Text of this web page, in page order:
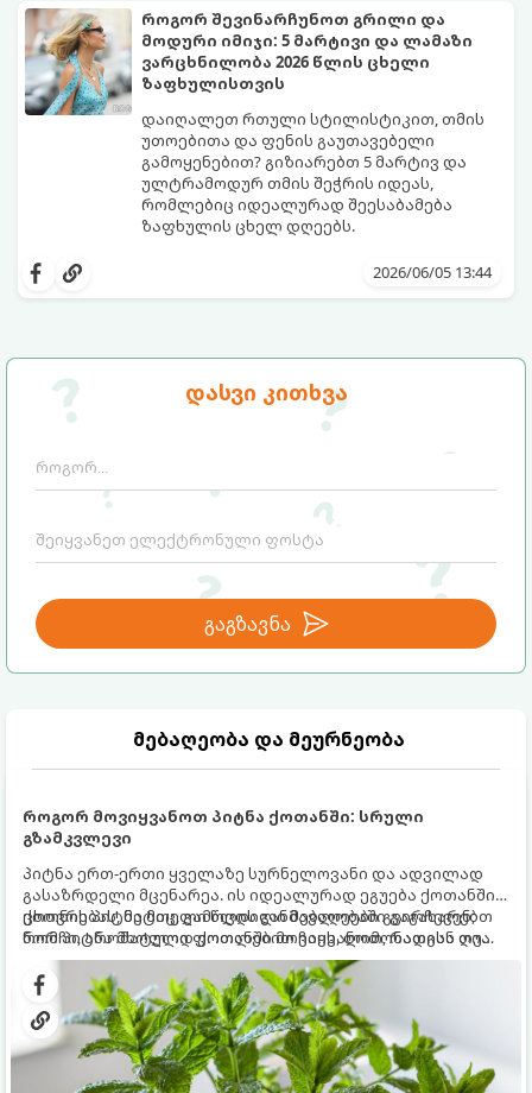
დასვი კითხვა
გაგზავნა
მებაღეობა და მეურნეობა
როგორ მოვიყვანოთ პიტნა ქოთანში: სრული
გზამკვლევი
პიტნა ერთ-ერთი ყველაზე სურნელოვანი და ადვილად
გასაზრდელი მცენარეა. ის იდეალურად ეგუება ქოთანში
ცხოვრებას, მეტიც, გამოცდილი მებაღეები გვირჩევენ,
რომ პიტნა მხოლოდ ქოთანში მოვიყვანოთ, რადგან ღია
გრუნტში (ბაღში) დარგვისას ის ფესვებით ძალიან
სწრაფად ვრცელდება და სხვა მცენარეებს ავიწროებს.
ქოთნის პიტნა მთელი წლის განმავლობაში გაგახარებთ
ნორჩი, არომატული ფოთლებით ჩაის, ლიმონათისა თუ
კერძებისთვის.
კომფორტულად იგრძნოთ. გაიგეთ,
რომელი საცურაო კოსტიუმები იქნება 2026
წლის ზაფხულის მთავარი ჰიტი:
როგორ შევინარჩუნოთ გრილი და
მოდური იმიჯი: 5 მარტივი და ლამაზი
ვარცხნილობა 2026 წლის ცხელი
ზაფხულისთვის
დაიღალეთ რთული სტილისტიკით, თმის
უთოებითა და ფენის გაუთავებელი
გამოყენებით? გიზიარებთ 5 მარტივ და
ულტრამოდურ თმის შეჭრის იდეას,
რომლებიც იდეალურად შეესაბამება
ზაფხულის ცხელ დღეებს.
სცდება, ხოლო ჰაერის ტენიანობა პიკს
თმის დახვევაზე, ფენთან ბრძოლაში
მიწებებულ წინამოს ეჩხუბოთ.
ზაფხულში მაქსიმალურ კომფორტსა და
გრილ განწყობას შეგინარჩუნებთ:
2026/06/05 13:44